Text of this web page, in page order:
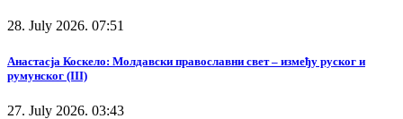
28. July 2026. 07:51
Анастасја Коскело: Молдавски православни свет – између руског и
румунског (III)
27. July 2026. 03:43